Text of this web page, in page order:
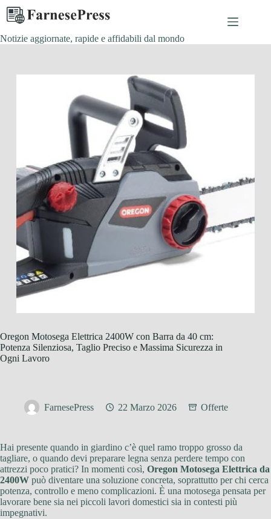
Salta
contenuto
Notizie aggiornate, rapide e affidabili dal mondo
Oregon Motosega Elettrica 2400W con Barra da 40 cm:
Potenza Silenziosa, Taglio Preciso e Massima Sicurezza in
Ogni Lavoro
FarnesePress 22 Marzo 2026 Offerte
Hai presente quando in giardino c’è quel ramo troppo grosso da
tagliare, o quando devi preparare legna senza perdere tempo con
attrezzi poco pratici? In momenti così, Oregon Motosega Elettrica da
2400W può diventare una soluzione concreta, soprattutto per chi cerca
potenza, controllo e meno complicazioni. È una motosega pensata per
lavorare bene sia nei piccoli lavori domestici sia in contesti più
impegnativi.